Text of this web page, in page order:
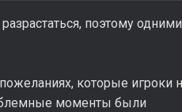
поэтому одними
которые игроки
моменты были